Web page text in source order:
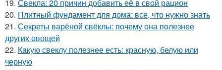
19. Свекла: 20 причин добавить её в свой рацион
20. Плитный фундамент для дома: все, что нужно знать
21. Секреты варёной свёклы: почему она полезнее
других овощей
22. Какую свеклу полезнее есть: красную, белую или
черную